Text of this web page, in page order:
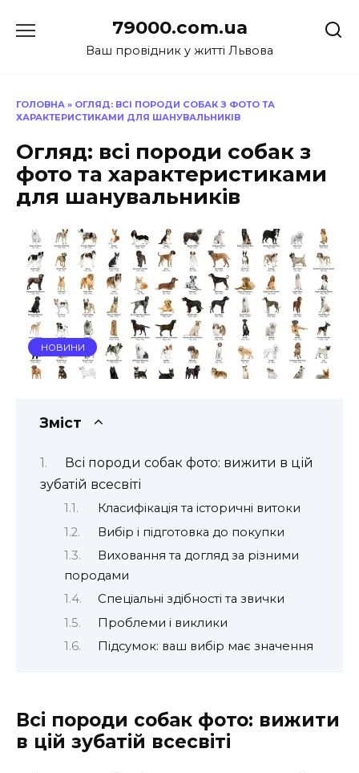
до
79000.com.ua
Ваш провідник у житті Львова
ГОЛОВНА » ОГЛЯД: ВСІ ПОРОДИ СОБАК З ФОТО ТА
ХАРАКТЕРИСТИКАМИ ДЛЯ ШАНУВАЛЬНИКІВ
Огляд: всі породи собак з
фото та характеристиками
для шанувальників
НОВИНИ
Зміст
Всі породи собак фото: вижити в цій
зубатій всесвіті
Класифікація та історичні витоки
Вибір і підготовка до покупки
Виховання та догляд за різними
породами
Спеціальні здібності та звички
Проблеми і виклики
Підсумок: ваш вибір має значення
Всі породи собак фото: вижити
в цій зубатій всесвіті